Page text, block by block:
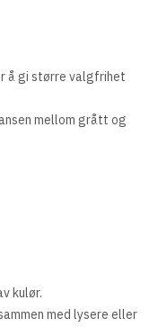
å gi større valgfrihet
mellom grått og
kulør.
med lysere eller